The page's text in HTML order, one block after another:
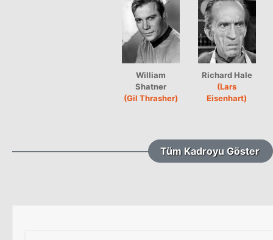
William
Shatner
(Gil Thrasher)
Richard Hale
(Lars
Eisenhart)
Tüm Kadroyu Göster